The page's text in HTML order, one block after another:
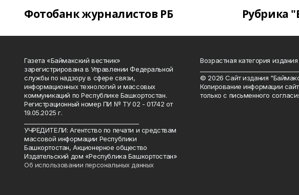
Фотобанк журналистов РБ Рубрика
Газета «Баймакский вестник»
зарегистрирована в Управлении Федеральной
службы по надзору в сфере связи,
информационных технологий и массовых
коммуникаций по Республике Башкортостан.
Регистрационный номер ПИ № ТУ 02 - 01742 от
19.05.2025 г.
УЧРЕДИТЕЛИ: Агентство по печати и средствам
массовой информации Республики
Башкортостан, Акционерное общество
Издательский дом «Республика Башкортостан»
Об использовании персональных данных
Возрастная категория издания
© 2026 Сайт издания
Копирование информации
только с письменного